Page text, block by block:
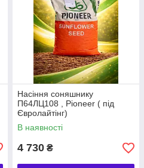
Насіння соняшнику
П64ЛЦ108 , Pioneer ( під
Євролайтінг)
В наявності
4 730 ₴